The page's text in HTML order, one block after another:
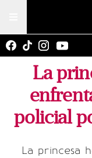
La
policial
La princesa